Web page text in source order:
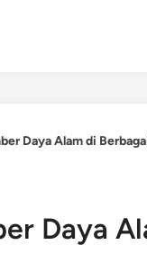
Daya Alam di
Daya